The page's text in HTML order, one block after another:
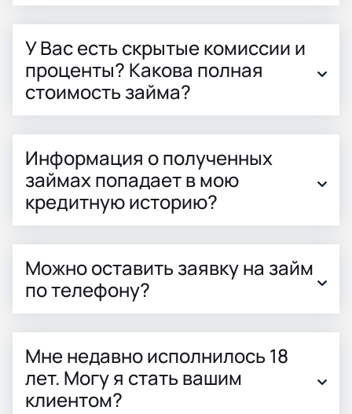
У Вас есть скрытые комиссии и
проценты? Какова полная
стоимость займа?
Информация о полученных
займах попадает в мою
кредитную историю?
Можно оставить заявку на займ
по телефону?
Мне недавно исполнилось 18
лет. Могу я стать вашим
клиентом?